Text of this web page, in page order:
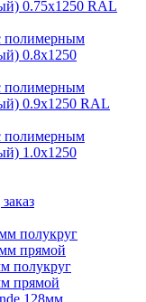
0.75x1250 RAL
полимерным
0.8x1250
полимерным
0.9x1250 RAL
полимерным
1.0x1250
полукруг
прямой
полукруг
прямой
128мм